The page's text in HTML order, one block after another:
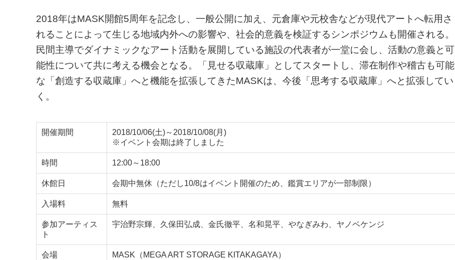
2018年はMASK開館5周年を記念し、一般公開に加え、元倉庫や元校舎などが現代アートへ転用さ
れることによって生じる地域内外への影響や、社会的意義を検証するシンポジウムも開催される。
民間主導でダイナミックなアート活動を展開している施設の代表者が一堂に会し、活動の意義と可
能性について共に考える機会となる。「見せる収蔵庫」としてスタートし、滞在制作や稽古も可能
な「創造する収蔵庫」へと機能を拡張してきたMASKは、今後「思考する収蔵庫」へと拡張してい
く。
開催期間
2018/10/06(土)～2018/10/08(月)
※イベント会期は終了しました
時間 12:00～18:00
休館日 会期中無休（ただし10/8はイベント開催のため、鑑賞エリアが一部制限）
入場料 無料
参加アーティス
ト
宇治野宗輝、久保田弘成、金氏徹平、名和晃平、やなぎみわ、ヤノベケンジ
会場
MASK（MEGA ART STORAGE KITAKAGAYA）